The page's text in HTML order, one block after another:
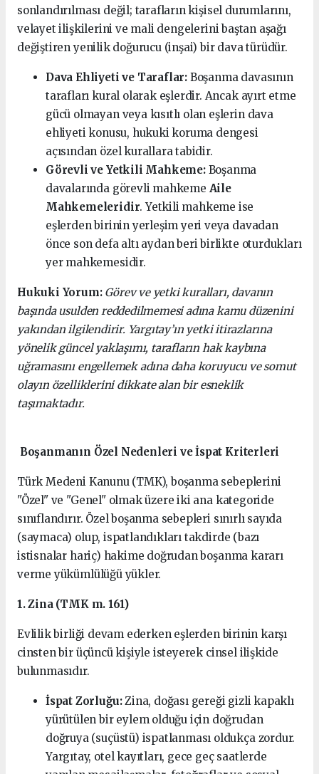
sonlandırılması değil; tarafların kişisel durumlarını,
velayet ilişkilerini ve mali dengelerini baştan aşağı
değiştiren yenilik doğurucu (inşai) bir dava türüdür.
Dava Ehliyeti ve Taraflar: Boşanma davasının
tarafları kural olarak eşlerdir. Ancak ayırt etme
gücü olmayan veya kısıtlı olan eşlerin dava
ehliyeti konusu, hukuki koruma dengesi
açısından özel kurallara tabidir.
Görevli ve Yetkili Mahkeme:Boşanma
davalarında görevli mahkeme Aile
Mahkemeleridir. Yetkili mahkeme ise
eşlerden birinin yerleşim yeri veya davadan
önce son defa altı aydan beri birlikte oturdukları
yer mahkemesidir.
Hukuki Yorum: Görev ve yetki kuralları, davanın
başında usulden reddedilmemesi adına kamu düzenini
yakından ilgilendirir. Yargıtay’ın yetki itirazlarına
yönelik güncel yaklaşımı, tarafların hak kaybına
uğramasını engellemek adına daha koruyucu ve somut
olayın özelliklerini dikkate alan bir esneklik
taşımaktadır.
Boşanmanın Özel Nedenleri ve İspat Kriterleri
Türk Medeni Kanunu (TMK), boşanma sebeplerini
"Özel" ve "Genel" olmak üzere iki ana kategoride
sınıflandırır. Özel boşanma sebepleri sınırlı sayıda
(saymaca) olup, ispatlandıkları takdirde (bazı
istisnalar hariç) hakime doğrudan boşanma kararı
verme yükümlülüğü yükler.
1. Zina (TMK m. 161)
Evlilik birliği devam ederken eşlerden birinin karşı
cinsten bir üçüncü kişiyle isteyerek cinsel ilişkide
bulunmasıdır.
İspat Zorluğu:Zina, doğası gereği gizli kapaklı
yürütülen bir eylem olduğu için doğrudan
doğruya (suçüstü) ispatlanması oldukça zordur.
Yargıtay, otel kayıtları, gece geç saatlerde